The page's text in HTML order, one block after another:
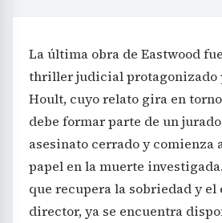
La última obra de Eastwood
thriller judicial protagonizado
Hoult, cuyo relato gira en
debe formar parte de un
asesinato cerrado y comienza
papel en la muerte
que recupera la sobriedad y
director, ya se encuentra